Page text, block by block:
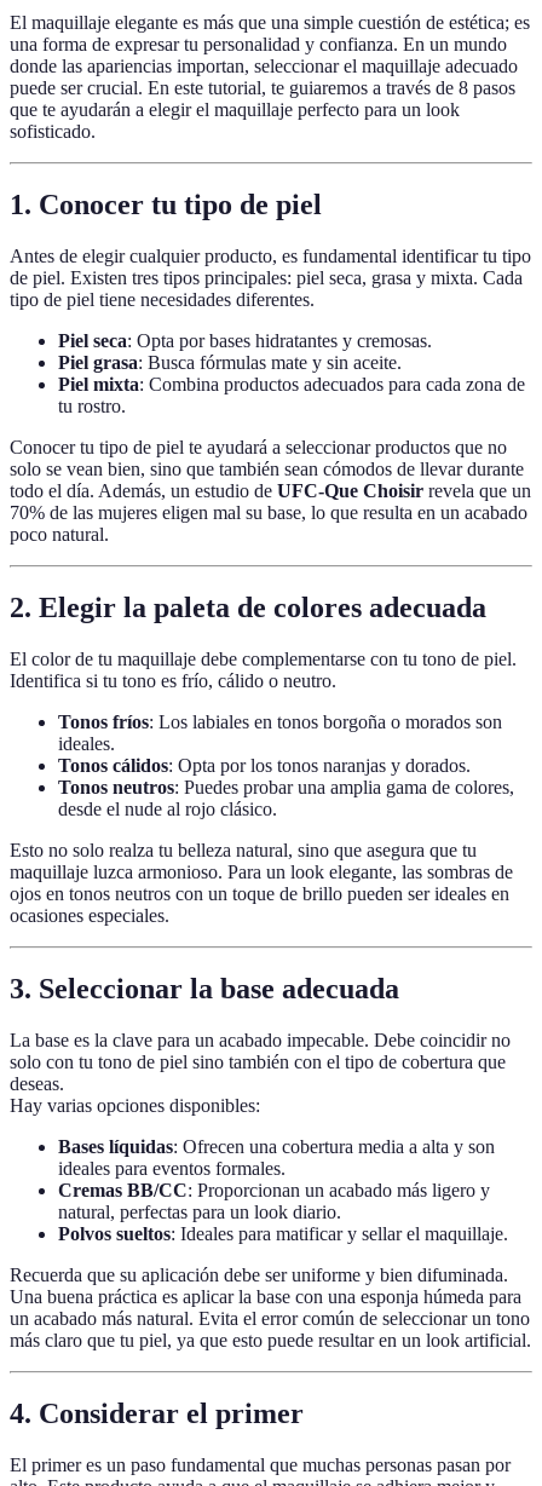
El maquillaje elegante es más que una simple cuestión de estética; es
una forma de expresar tu personalidad y confianza. En un mundo
donde las apariencias importan, seleccionar el maquillaje adecuado
puede ser crucial. En este tutorial, te guiaremos a través de 8 pasos
que te ayudarán a elegir el maquillaje perfecto para un look
sofisticado.
1. Conocer tu tipo de piel
Antes de elegir cualquier producto, es fundamental identificar tu tipo
de piel. Existen tres tipos principales: piel seca, grasa y mixta. Cada
tipo de piel tiene necesidades diferentes.
Piel seca: Opta por bases hidratantes y cremosas.
Piel grasa: Busca fórmulas mate y sin aceite.
Piel mixta: Combina productos adecuados para cada zona de
tu rostro.
Conocer tu tipo de piel te ayudará a seleccionar productos que no
solo se vean bien, sino que también sean cómodos de llevar durante
todo el día. Además, un estudio de UFC-Que Choisir revela que un
70% de las mujeres eligen mal su base, lo que resulta en un acabado
poco natural.
2. Elegir la paleta de colores adecuada
El color de tu maquillaje debe complementarse con tu tono de piel.
Identifica si tu tono es frío, cálido o neutro.
Tonos fríos: Los labiales en tonos borgoña o morados son
ideales.
Tonos cálidos: Opta por los tonos naranjas y dorados.
Tonos neutros: Puedes probar una amplia gama de colores,
desde el nude al rojo clásico.
Esto no solo realza tu belleza natural, sino que asegura que tu
maquillaje luzca armonioso. Para un look elegante, las sombras de
ojos en tonos neutros con un toque de brillo pueden ser ideales en
ocasiones especiales.
3. Seleccionar la base adecuada
La base es la clave para un acabado impecable. Debe coincidir no
solo con tu tono de piel sino también con el tipo de cobertura que
deseas.
Hay varias opciones disponibles:
Bases líquidas: Ofrecen una cobertura media a alta y son
ideales para eventos formales.
Cremas BB/CC: Proporcionan un acabado más ligero y
natural, perfectas para un look diario.
Polvos sueltos: Ideales para matificar y sellar el maquillaje.
Recuerda que su aplicación debe ser uniforme y bien difuminada.
Una buena práctica es aplicar la base con una esponja húmeda para
un acabado más natural. Evita el error común de seleccionar un tono
más claro que tu piel, ya que esto puede resultar en un look artificial.
4. Considerar el primer
El primer es un paso fundamental que muchas personas pasan por